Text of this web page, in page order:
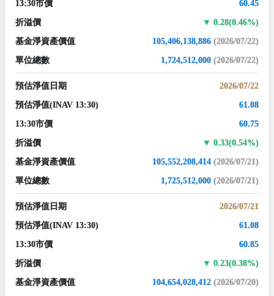
13:30市價 60.45
折溢價 0.28(0.46%)
基金淨資產價值 105,406,138,886 (2026/07/22)
單位總數 1,724,512,000 (2026/07/22)
預估淨值日期 2026/07/22
預估淨值(INAV 13:30) 61.08
13:30市價 60.75
折溢價 0.33(0.54%)
基金淨資產價值 105,552,208,414 (2026/07/21)
單位總數 1,725,512,000 (2026/07/21)
預估淨值日期 2026/07/21
預估淨值(INAV 13:30) 61.08
13:30市價 60.85
折溢價 0.23(0.38%)
基金淨資產價值 104,654,028,412 (2026/07/20)